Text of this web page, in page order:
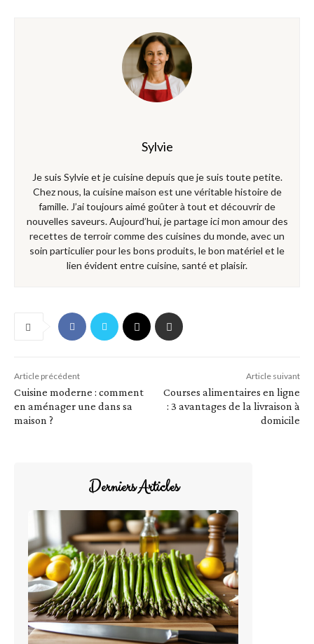
Sylvie
Je suis Sylvie et je cuisine depuis que je suis toute petite.
Chez nous, la cuisine maison est une véritable histoire de
famille. J’ai toujours aimé goûter à tout et découvrir de
nouvelles saveurs. Aujourd’hui, je partage ici mon amour des
recettes de terroir comme des cuisines du monde, avec un
soin particulier pour les bons produits, le bon matériel et le
lien évident entre cuisine, santé et plaisir.
Article précédent
Cuisine moderne : comment
en aménager une dans sa
maison ?
Article suivant
Courses alimentaires en ligne
: 3 avantages de la livraison à
domicile
Derniers Articles